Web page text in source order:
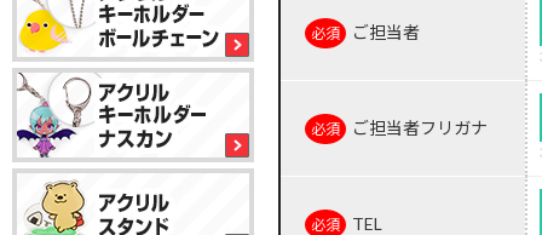
ご担当者
ご担当者フリガナ
TEL